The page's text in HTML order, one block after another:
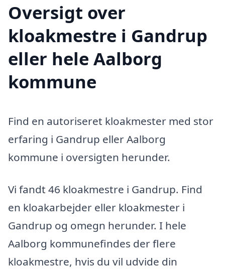
Oversigt over
kloakmestre i Gandrup
eller hele Aalborg
kommune
Find en autoriseret kloakmester med stor
erfaring i Gandrup eller Aalborg
kommune i oversigten herunder.
Vi fandt 46 kloakmestre i Gandrup. Find
en kloakarbejder eller kloakmester i
Gandrup og omegn herunder. I hele
Aalborg kommunefindes der flere
kloakmestre, hvis du vil udvide din